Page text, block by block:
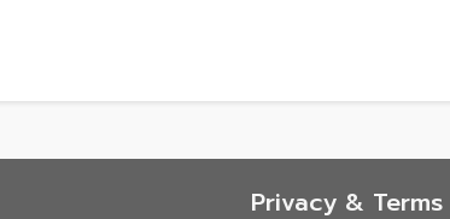
Privacy & Terms